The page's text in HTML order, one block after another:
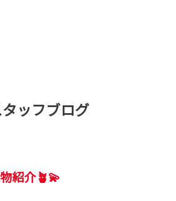
ッフブログ
紹介🪴💫